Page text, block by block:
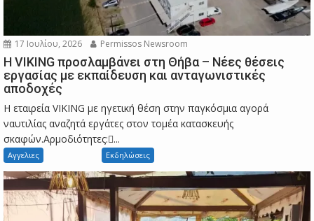
17 Ιουλίου, 2026 Permissos Newsroom
Η VIKING προσλαμβάνει στη Θήβα – Νέες θέσεις
εργασίας με εκπαίδευση και ανταγωνιστικές
αποδοχές
Η εταιρεία VIKING με ηγετική θέση στην παγκόσμια αγορά
ναυτιλίας αναζητά εργάτες στον τομέα κατασκευής
σκαφών.Αρμοδιότητες:...
Αγγελιες Εκδηλώσεις